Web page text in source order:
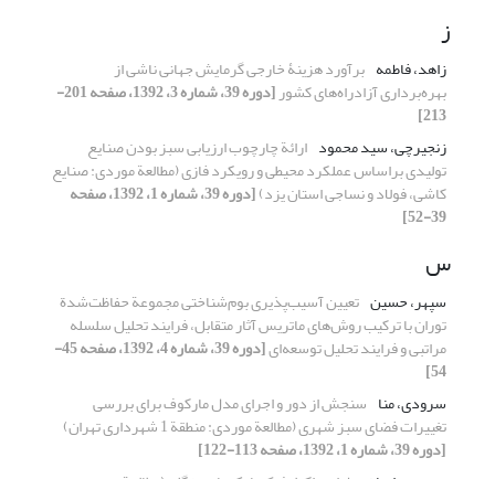
ز
زاهد، فاطمه برآورد هزینۀ خارجی گرمایش جهانی ناشی از
بهره‌برداری آزاد‌راه‌های کشور [دوره 39، شماره 3، 1392، صفحه 201-
213]
زنجیرچی، سید محمود ارائة چارچوب ارزیابی سبز بودن صنایع
تولیدی براساس عملکرد محیطی و رویکرد فازی (مطالعة موردی: صنایع
کاشی، فولاد و نساجی استان یزد) [دوره 39، شماره 1، 1392، صفحه
39-52]
س
سپهر، حسین تعیین آسیب‌پذیری بوم‌شناختی مجموعة حفاظت‌شدة
توران با ترکیب روش‌های ماتریس آثار متقابل، فرایند تحلیل سلسله
‌مراتبی و فرایند تحلیل توسعه‌ای [دوره 39، شماره 4، 1392، صفحه 45-
54]
سرودی، منا سنجش از دور و اجرای مدل مارکوف برای بررسی
تغییرات فضای سبز شهری (مطالعة موردی: منطقة 1 شهرداری تهران)
[دوره 39، شماره 1، 1392، صفحه 113-122]